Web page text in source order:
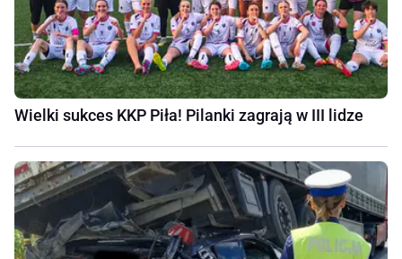
Wielki sukces KKP Piła! Pilanki zagrają w III lidze